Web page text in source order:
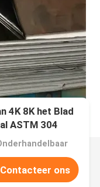
4K 8K het Blad
ASTM 304
Contacteer ons